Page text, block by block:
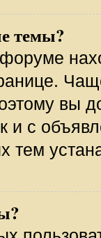
темы?
вы
и с
тем